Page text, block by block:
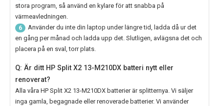
stora program, så använd en kylare för att snabba på
värmeavledningen.
6
Använder du inte din laptop under längre tid, ladda då ur det
en gång per månad och ladda upp det. Slutligen, avlägsna det och
placera på en sval, torr plats.
Q: Är ditt HP Split X2 13-M210DX batteri nytt eller
renoverat?
Alla våra HP Split X2 13-M210DX batterier är splitternya. Vi säljer
inga gamla, begagnade eller renoverade batterier. Vi använder